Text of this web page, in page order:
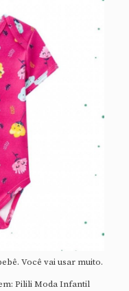
Você vai usar muito.
Pilili Moda Infantil